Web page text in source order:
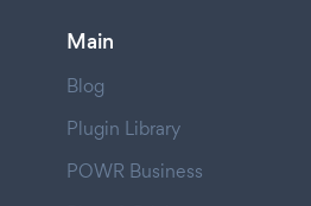
Main
Blog
Plugin Library
POWR Business